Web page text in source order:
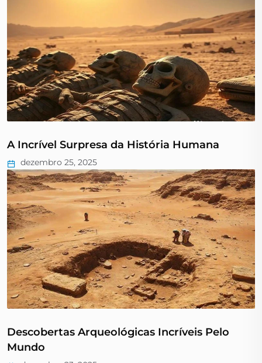
A Incrível Surpresa da História Humana
dezembro 25, 2025
Descobertas Arqueológicas Incríveis Pelo
Mundo